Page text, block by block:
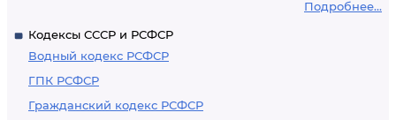
Подробнее...
Кодексы СССР и РСФСР
Водный кодекс РСФСР
ГПК РСФСР
Гражданский кодекс РСФСР